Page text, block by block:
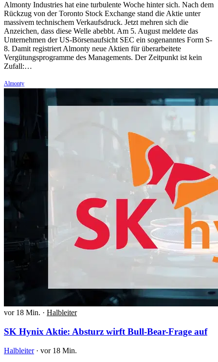
Almonty Industries hat eine turbulente Woche hinter sich. Nach dem
Rückzug von der Toronto Stock Exchange stand die Aktie unter
massivem technischem Verkaufsdruck. Jetzt mehren sich die
Anzeichen, dass diese Welle abebbt. Am 5. August meldete das
Unternehmen der US-Börsenaufsicht SEC ein sogenanntes Form S-
8. Damit registriert Almonty neue Aktien für überarbeitete
Vergütungsprogramme des Managements. Der Zeitpunkt ist kein
Zufall:…
Almonty
vor 18 Min. · Halbleiter
SK Hynix Aktie: Absturz wirft Bull-Bear-Frage auf
Halbleiter · vor 18 Min.